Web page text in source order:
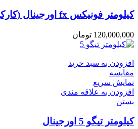
کیلومتر فونیکس fx اورجینال (کارکرده)
120,000,000 تومان
افزودن به سبد خرید
مقایسه
نمایش سریع
افزودن به علاقه مندی
بستن
کیلومتر تیگو 5 اورجینال